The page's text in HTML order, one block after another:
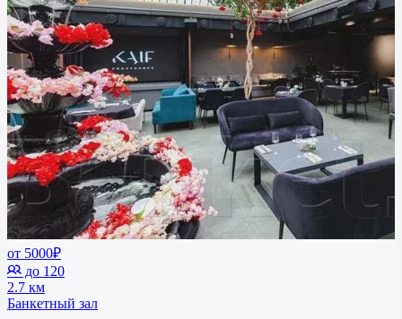
от 5000₽
до 120
2.7 км
Банкетный зал